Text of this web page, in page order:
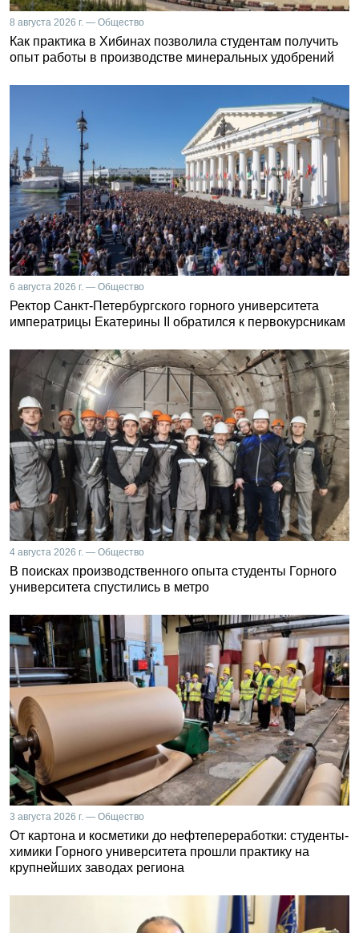
8 августа 2026 г. — Общество
Как практика в Хибинах позволила студентам получить
опыт работы в производстве минеральных удобрений
6 августа 2026 г. — Общество
Ректор Санкт-Петербургского горного университета
императрицы Екатерины II обратился к первокурсникам
4 августа 2026 г. — Общество
В поисках производственного опыта студенты Горного
университета спустились в метро
3 августа 2026 г. — Общество
От картона и косметики до нефтепереработки: студенты-
химики Горного университета прошли практику на
крупнейших заводах региона